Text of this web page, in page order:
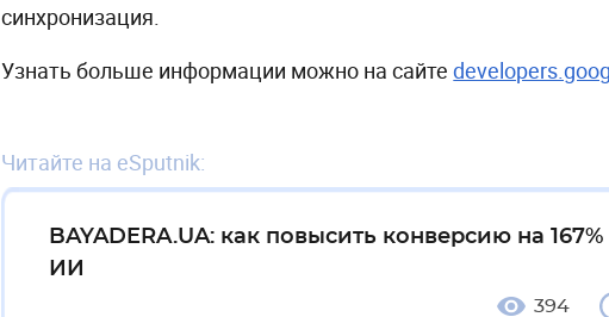
синхронизация.
Узнать больше информации можно на сайте
Читайте на eSputnik:
BAYADERA.UA: как повысить конверсию на
ИИ
394